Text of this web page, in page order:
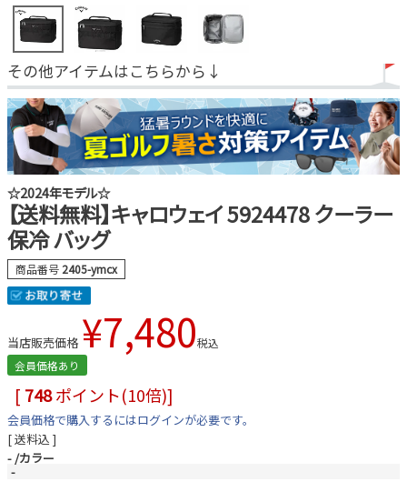
その他アイテムはこちらから↓
☆2024年モデル☆
【送料無料】キャロウェイ 5924478 クーラー
保冷 バッグ
商品番号 2405-ymcx
当店販売価格 ¥7,480税込
会員価格あり
[ 748ポイント(10倍)]
会員価格で購入するにはログインが必要です。
送料込
- カラー
-